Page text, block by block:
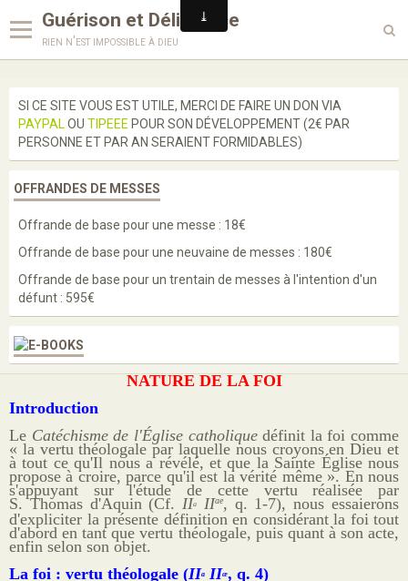
Guérison et Délivrance
rien n'est impossible à dieu
Enseignements
Prières
Bénédictions
Médailles
Scapulaires
Offrandes de messes
Ma Chaîne YouTube
Vidéos populaires
Faire un don
NATURE DE LA FOI
Introduction
Le Catéchisme de l'Église catholiquedéfinit la foi comme
« la vertu théologale par laquelle nous croyons en Dieu et
à tout ce qu'Il nous a révélé, et que la Sainte Église nous
propose à croire, parce qu'il est la vérité même ». En nous
s'appuyant sur l'étude de cette vertu réalisée par
S. Thomas d'Aquin (Cf.IIa IIae, q. 1-7), nous essaierons
d'expliciter la présente définition en considérant la foi tout
d'abord en tant que vertu théologale, puis quant à son acte,
enfin selon son objet.
La foi : vertu théologale (IIa IIæ, q. 4)
SI CE SITE VOUS EST UTILE, MERCI DE FAIRE UN DON VIA
PAYPAL OU TIPEEE POUR SON DÉVELOPPEMENT (2€ PAR
PERSONNE ET PAR AN SERAIENT FORMIDABLES)
OFFRANDES DE MESSES
Offrande de base pour une messe : 18€
Offrande de base pour une neuvaine de messes : 180€
Offrande de base pour un trentain de messes à l'intention d'un
défunt : 595€